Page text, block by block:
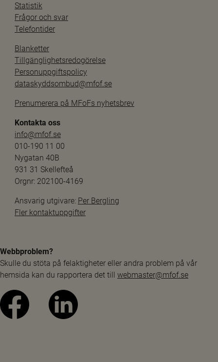
Statistik
Frågor och svar
Telefontider
Blanketter
Tillgänglighetsredogörelse
Personuppgiftspolicy
dataskyddsombud@mfof.se
Prenumerera på MFoFs nyhetsbrev
Kontakta oss
info@mfof.se
010-190 11 00
Nygatan 40B
931 31 Skellefteå
Orgnr: 202100-4169
Ansvarig utgivare: Per Bergling
Fler kontaktuppgifter
Webbproblem?
Skulle du stöta på felaktigheter eller andra problem på vår
hemsida kan du rapportera det till webmaster@mfof.se